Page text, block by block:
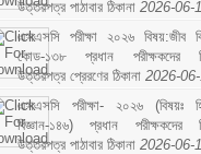
উত্তরপত্র পাঠাবার ঠিকানা 2026-06-
এসএসসি পরীক্ষা ২০২৬ বিষয়:জীব
কোড-১৩৮ প্রধান পরীক্ষকদের
উত্তরপত্র প্রেরণের ঠিকানা 2026-
এসএসসি পরীক্ষা- ২০২৬ (বিষয়ঃ
বিজ্ঞান-১৪৬) প্রধান পরীক্ষকদের
উত্তরপত্র পাঠাবার ঠিকানা 2026-06-